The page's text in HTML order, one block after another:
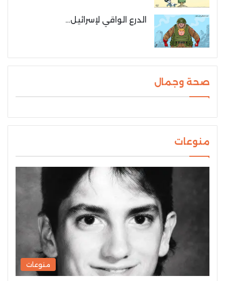
الدرع الواقي لإسرائيل…
صحة وجمال
منوعات
منوعات